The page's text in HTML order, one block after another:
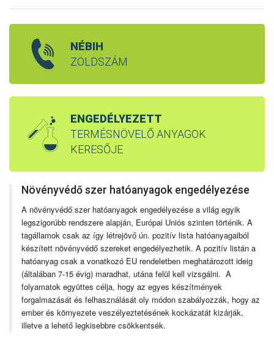
NÉBIH
ZÖLDSZÁM
ENGEDÉLYEZETT
TERMÉSNÖVELŐ ANYAGOK
KERESŐJE
Növényvédő szer hatóanyagok engedélyezése
A növényvédő szer hatóanyagok engedélyezése a világ egyik
legszigorúbb rendszere alapján, Európai Uniós szinten történik. A
tagállamok csak az így létrejövő ún. pozitív lista hatóanyagaiból
készített növényvédő szereket engedélyezhetik. A pozitív listán a
hatóanyag csak a vonatkozó EU rendeletben meghatározott ideig
(általában 7-15 évig) maradhat, utána felül kell vizsgálni. A
folyamatok együttes célja, hogy az egyes készítmények
forgalmazását és felhasználását oly módon szabályozzák, hogy az
ember és környezete veszélyeztetésének kockázatát kizárják,
illetve a lehető legkisebbre csökkentsék.